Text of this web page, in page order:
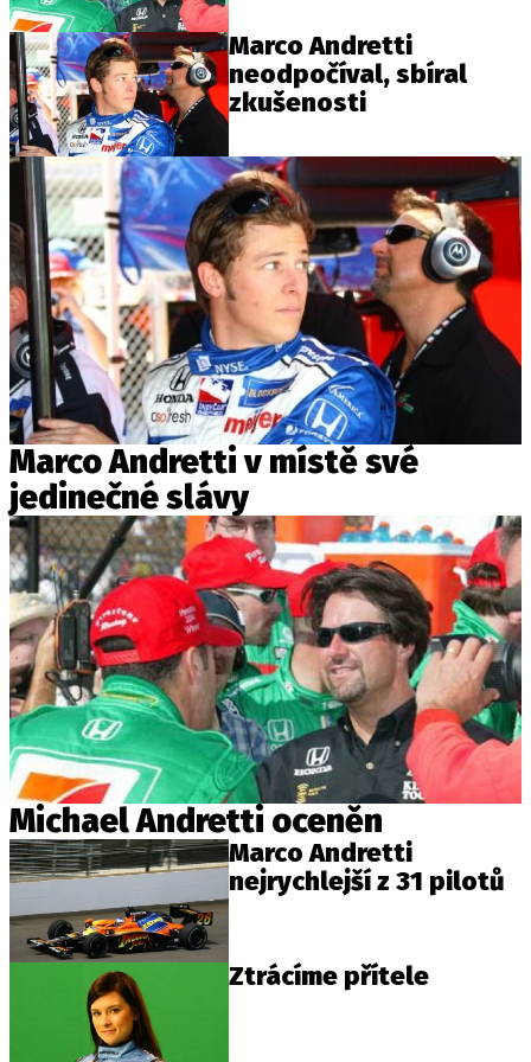
Provozovatelem serveru autoroad.cz je
INCORP MEDIA GROUP s.r.o., IČ: 118 23 054
Marco Andretti
neodpočíval, sbíral
zkušenosti
Marco Andretti v místě své
jedinečné slávy
Michael Andretti oceněn
Marco Andretti
nejrychlejší z 31 pilotů
Ztrácíme přítele